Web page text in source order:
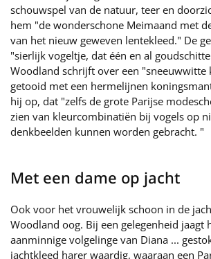
schouwspel van de natuur, teer en
hem "de wonderschone Meimaand met
van het nieuw geweven lentekleed." De
"sierlijk vogeltje, dat één en al
Woodland schrijft over een "sneeuwwitte
getooid met een hermelijnen
hij op, dat "zelfs de grote Parijse
zien van kleurcombinatiën bij vogels op
denkbeelden kunnen worden gebracht. "
Met een dame op jacht
Ook voor het vrouwelijk schoon in de
Woodland oog. Bij een gelegenheid jaagt
aanminnige volgelinge van Diana ...
jachtkleed harer waardig, waaraan een